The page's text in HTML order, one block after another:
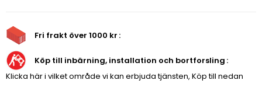
Fri frakt över 1000 kr
Köp till inbärning, installation och bortforsling
Klicka här i vilket område vi kan erbjuda tjänsten, Köp till nedan